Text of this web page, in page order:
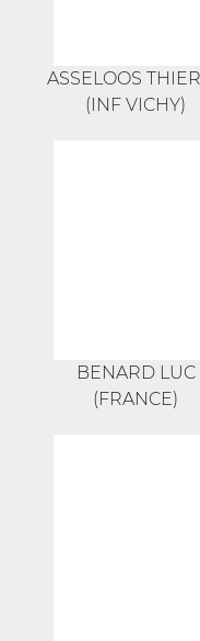
ASSELOOS
(INF VICHY)
BENARD LUC
(FRANCE)